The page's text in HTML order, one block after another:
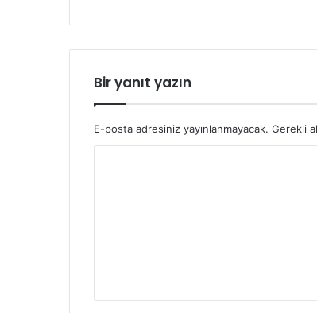
Bir yanıt yazın
E-posta adresiniz yayınlanmayacak. Gerekli